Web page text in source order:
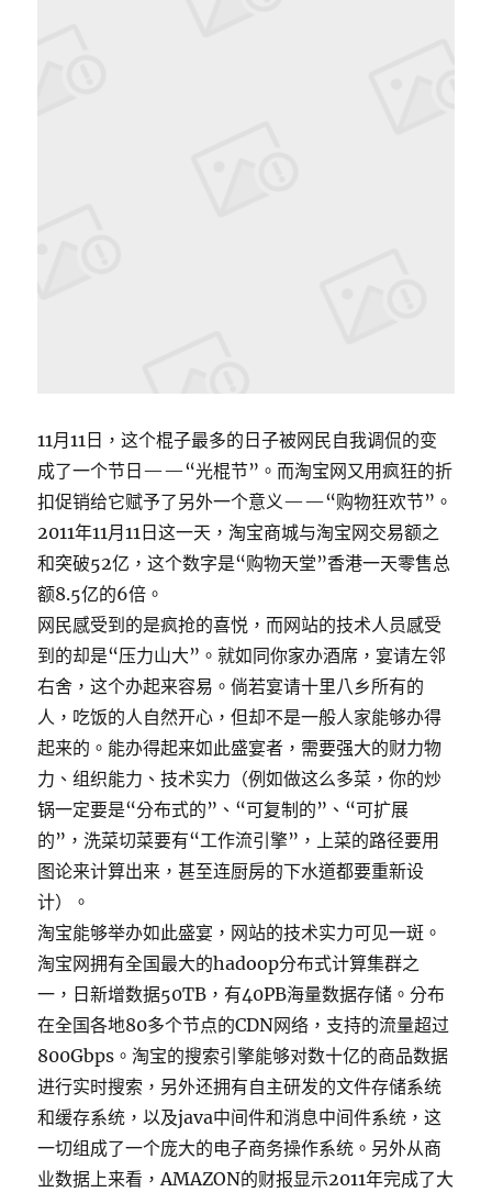
11月11日，这个棍子最多的日子被网民自我调侃的变
成了一个节日——“光棍节”。而淘宝网又用疯狂的折
扣促销给它赋予了另外一个意义——“购物狂欢节”。
2011年11月11日这一天，淘宝商城与淘宝网交易额之
和突破52亿，这个数字是“购物天堂”香港一天零售总
额8.5亿的6倍。
网民感受到的是疯抢的喜悦，而网站的技术人员感受
到的却是“压力山大”。就如同你家办酒席，宴请左邻
右舍，这个办起来容易。倘若宴请十里八乡所有的
人，吃饭的人自然开心，但却不是一般人家能够办得
起来的。能办得起来如此盛宴者，需要强大的财力物
力、组织能力、技术实力（例如做这么多菜，你的炒
锅一定要是“分布式的”、“可复制的”、“可扩展
的”，洗菜切菜要有“工作流引擎”，上菜的路径要用
图论来计算出来，甚至连厨房的下水道都要重新设
计）。
淘宝能够举办如此盛宴，网站的技术实力可见一斑。
淘宝网拥有全国最大的hadoop分布式计算集群之
一，日新增数据50TB，有40PB海量数据存储。分布
在全国各地80多个节点的CDN网络，支持的流量超过
800Gbps。淘宝的搜索引擎能够对数十亿的商品数据
进行实时搜索，另外还拥有自主研发的文件存储系统
和缓存系统，以及java中间件和消息中间件系统，这
一切组成了一个庞大的电子商务操作系统。另外从商
业数据上来看，AMAZON的财报显示2011年完成了大